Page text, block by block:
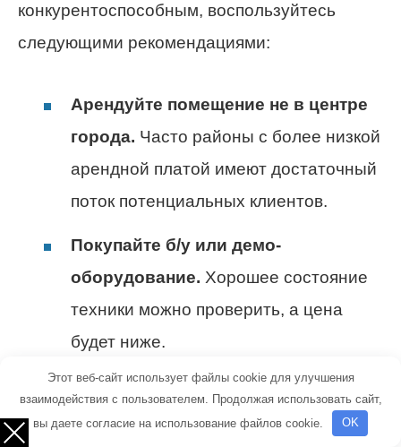
конкурентоспособным, воспользуйтесь
следующими рекомендациями:
Арендуйте помещение не в центре
города. Часто районы с более низкой
арендной платой имеют достаточный
поток потенциальных клиентов.
Покупайте б/у или демо-
оборудование. Хорошее состояние
техники можно проверить, а цена
будет ниже.
Сначала работайте самостоятельно
или наймите одного мастера.
Это
Этот веб-сайт использует файлы cookie для улучшения
взаимодействия с пользователем. Продолжая использовать сайт,
вы даете согласие на использование файлов cookie.
OK